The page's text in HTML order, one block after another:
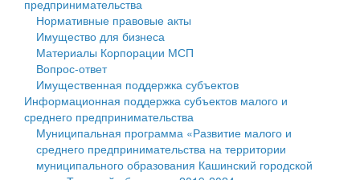
Государственные услуги
Промышленность и АПК
Экономика и бизнес
...
Символика
Устав
Гостям округа
Туризм
Культура
муниципального округа Тверской области
Администрация Кашинского муниципального округа
Тверской области
Управление сельскими территориями
Открытые данные
Финансовое управление
Бюджет для граждан
Имущество
Выявление правообладателей ранее учтенных
объектов недвижимости
предпринимательства
Нормативные правовые акты
Имущество для бизнеса
Материалы Корпорации МСП
Вопрос-ответ
Имущественная поддержка субъектов
Информационная поддержка субъектов малого и
среднего предпринимательства
Муниципальная программа «Развитие малого и
среднего предпринимательства на территории
муниципального образования Кашинский городской